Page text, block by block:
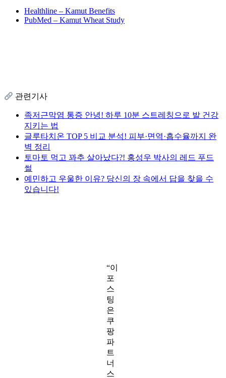
Healthline – Kamut Benefits
PubMed – Kamut Wheat Study
관련기사
족저근막염 통증 안녕! 하루 10분 스트레칭으로 발 건강
지키는 법
글루타치온 TOP 5 비교 분석! 피부·면역·흡수율까지 완
벽 정리
토마토 먹고 꽈추 살아났다?! 홍성우 박사의 레드 푸드
썰
예민하고 우울한 이유? 당신의 장 속에서 답을 찾을 수
있습니다!
“이
포
스
팅
은
쿠
팡
파
트
너
스